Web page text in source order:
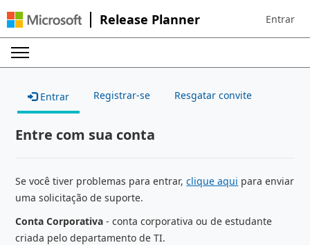
Release Planner Sign in to
Entrar
Entrar Registrar-se Resgatar convite
Entre com sua conta
Se você tiver problemas para entrar,clique aqui para enviar
uma solicitação de suporte.
Conta Corporativa - conta corporativa ou de estudante
criada pelo departamento de TI.